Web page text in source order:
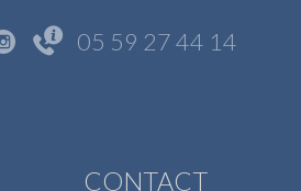
05 59 27 44 14
CONTACT